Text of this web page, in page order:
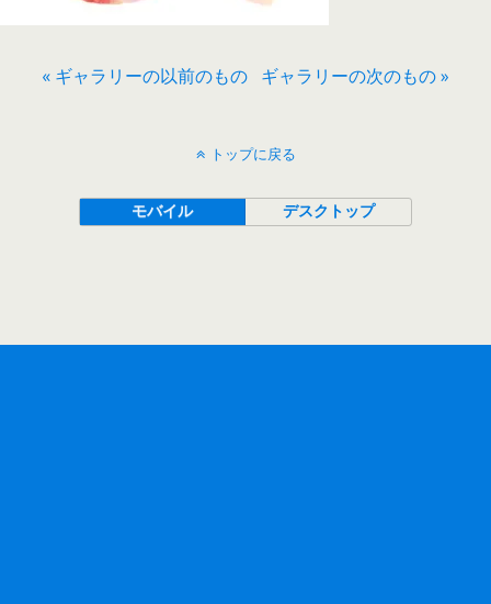
« ギャラリーの以前のもの ギャラリーの次のもの »
トップに戻る
モバイル デスクトップ